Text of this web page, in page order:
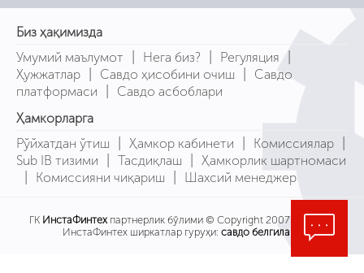
Биз ҳақимизда
Умумий маълумот
| Нега биз? | Регуляция |
Ҳужжатлар | Савдо ҳисобини очиш |
Савдо
платформаси
|
Савдо асбоблари
Ҳамкорларга
Рўйхатдан ўтиш
| Ҳамкор кабинети | Комиссиялар |
Sub IB тизими | Тасдиқлаш | Ҳамкорлик шартномаси
| Комиссияни чиқариш | Шахсий менеджер
ГК ИнстаФинтех партнерлик бўлими © Copyright 2007-2026
ИнстаФинтех ширкатлар гуруҳи: савдо белгилари